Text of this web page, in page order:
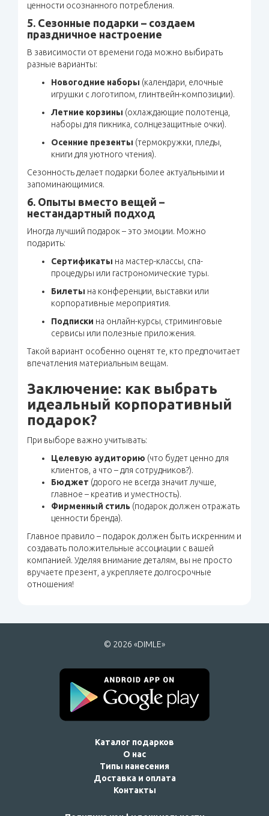
ценности осознанного потребления.
5. Сезонные подарки – создаем
праздничное настроение
В зависимости от времени года можно выбирать
разные варианты:
Новогодние наборы (календари, елочные
игрушки с логотипом, глинтвейн-композиции).
Летние корзины (охлаждающие полотенца,
наборы для пикника, солнцезащитные очки).
Осенние презенты (термокружки, пледы,
книги для уютного чтения).
Сезонность делает подарки более актуальными и
запоминающимися.
6. Опыты вместо вещей –
нестандартный подход
Иногда лучший подарок – это эмоции. Можно
подарить:
Сертификаты на мастер-классы, спа-
процедуры или гастрономические туры.
Билеты на конференции, выставки или
корпоративные мероприятия.
Подписки на онлайн-курсы, стриминговые
сервисы или полезные приложения.
Такой вариант особенно оценят те, кто предпочитает
впечатления материальным вещам.
Заключение: как выбрать
идеальный корпоративный
подарок?
При выборе важно учитывать:
Целевую аудиторию (что будет ценно для
клиентов, а что – для сотрудников?).
Бюджет (дорого не всегда значит лучше,
главное – креатив и уместность).
Фирменный стиль (подарок должен отражать
ценности бренда).
Главное правило – подарок должен быть искренним и
создавать положительные ассоциации с вашей
компанией. Уделяя внимание деталям, вы не просто
вручаете презент, а укрепляете долгосрочные
отношения!
© 2026 «DIMLE»
Каталог подарков
О нас
Типы нанесения
Доставка и оплата
Контакты